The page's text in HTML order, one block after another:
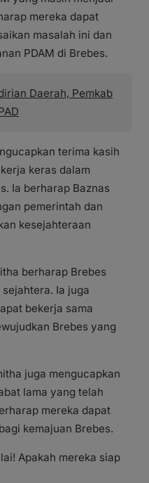
mereka dapat
masalah ini dan
PDAM di Brebes.
Daerah, Pemkab
terima kasih
keras dalam
Ia berharap Baznas
pemerintah dan
kesejahteraan
berharap Brebes
Ia juga
bekerja sama
Brebes yang
juga mengucapkan
lama yang telah
mereka dapat
kemajuan Brebes.
Apakah mereka siap